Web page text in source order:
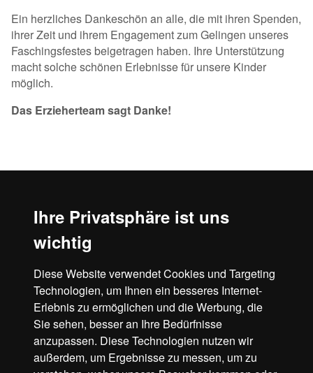
Ihre Privatsphäre ist uns
wichtig
Diese Website verwendet Cookies und Targeting
Technologien, um Ihnen ein besseres Internet-
Erlebnis zu ermöglichen und die Werbung, die
Sie sehen, besser an Ihre Bedürfnisse
anzupassen. Diese Technologien nutzen wir
außerdem, um Ergebnisse zu messen, um zu
Ein herzliches Dankeschön an alle, die mit ihren Spenden,
ihrer Zeit und ihrem Engagement zum Gelingen unseres
Faschingsfestes beigetragen haben. Ihre Unterstützung
macht solche schönen Erlebnisse für unsere Kinder
möglich.
Das Erzieherteam sagt Danke!